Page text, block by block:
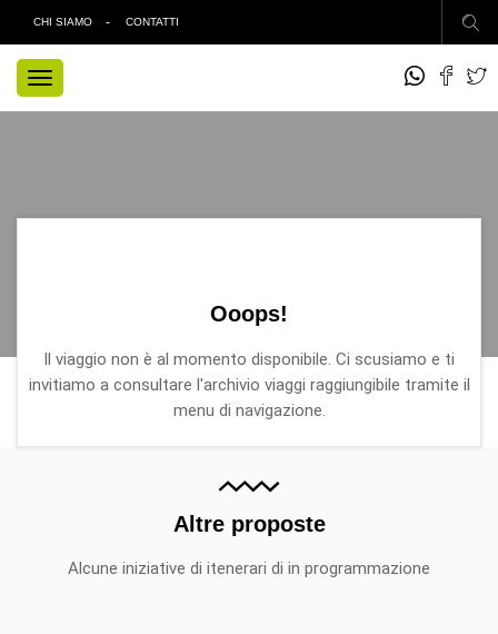
CHI SIAMO CONTATTI
TOGGLE
NAVIGATION
Ooops!
Il viaggio non è al momento disponibile. Ci scusiamo e ti
invitiamo a consultare l'archivio viaggi raggiungibile tramite il
menu di navigazione.
Altre proposte
Alcune iniziative di itenerari di in programmazione